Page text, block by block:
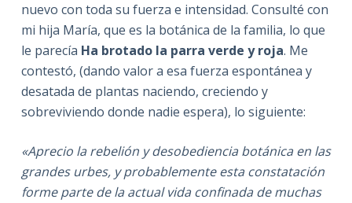
nuevo con toda su fuerza e intensidad. Consulté con
mi hija María, que es la botánica de la familia, lo que
le parecía Ha brotado la parra verde y roja. Me
contestó, (dando valor a esa fuerza espontánea y
desatada de plantas naciendo, creciendo y
sobreviviendo donde nadie espera), lo siguiente:
«Aprecio la rebelión y desobediencia botánica en las
grandes urbes, y probablemente esta constatación
forme parte de la actual vida confinada de muchas